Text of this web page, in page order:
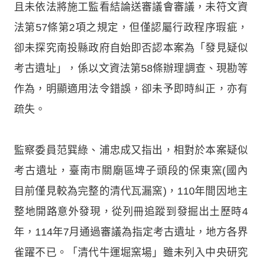
且未依法將施工監看結論送審議會審議，未符文資
法第57條第2項之規定，但僅認屬行政程序瑕疵，
卻未探究南投縣政府自始即否認本案為「發見疑似
考古遺址」，係以文資法第58條辦理調查、現勘等
作為，明顯適用法令錯誤，卻未予即時糾正，亦有
疏失。
監察委員范巽綠、浦忠成又指出，相對於本案疑似
考古遺址，臺南市關廟區埤子頭段的保東窯(國內
目前僅見較為完整的清代瓦漏窯)，110年間因地主
整地開路意外發現，從列冊追蹤到發掘出土歷時4
年，114年7月通過審議為指定考古遺址，地方各界
雀躍不已。「清代牛運堀窯場」雖未列入中央研究